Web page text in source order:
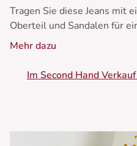
Tragen Sie diese Jeans mit
Oberteil und Sandalen für
Sommerlook.
- Weit geschnittene Jeans
- Blumenstickereien und
Mehr dazu
Im Second Hand